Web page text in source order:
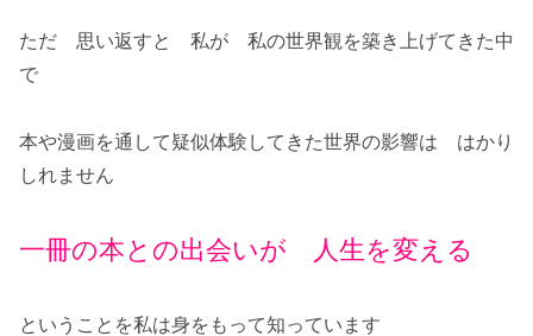
ただ 思い返すと 私が 私の世界観を築き上げてきた中
で
本や漫画を通して疑似体験してきた世界の影響は はかり
しれません
一冊の本との出会いが 人生を変える
ということを私は身をもって知っています